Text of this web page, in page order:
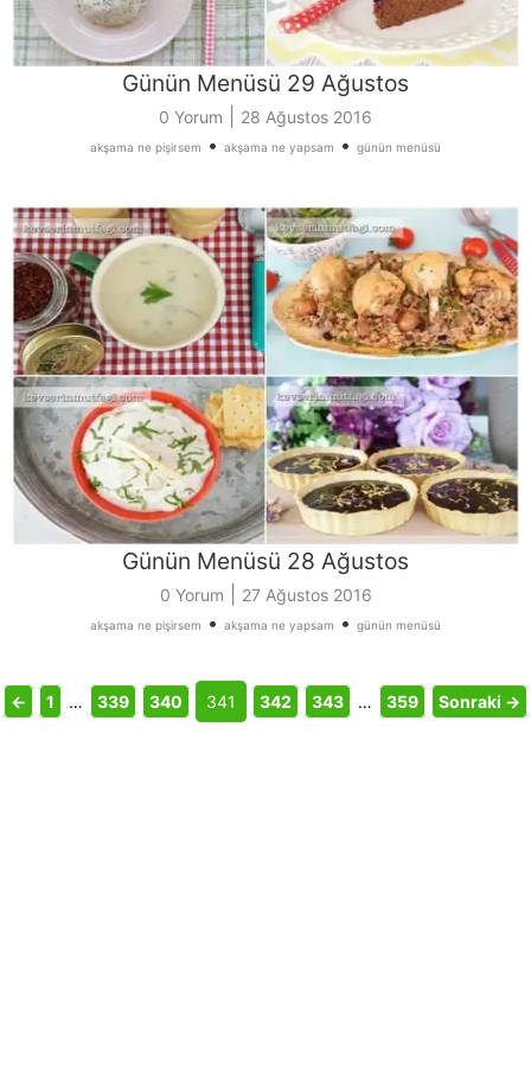
Günün Menüsü 29 Ağustos
0 Yorum 28 Ağustos 2016
akşama ne pişirsem • akşama ne yapsam • günün menüsü
Günün Menüsü 28 Ağustos
0 Yorum 27 Ağustos 2016
akşama ne pişirsem • akşama ne yapsam • günün menüsü
← 1 … 339 340 341 342 343 … 359 Sonraki →